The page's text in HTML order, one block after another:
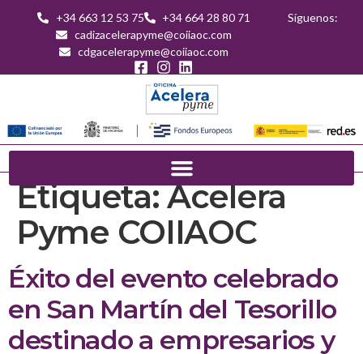
+34 663 12 53 75
+34 664 28 80 71
cadizacelerapyme@coiiaoc.com
cdgacelerapyme@coiiaoc.com
Síguenos:
Etiqueta:Acelera
Pyme COIIAOC
Éxito del evento celebrado
en San Martín del Tesorillo
destinado a empresarios y